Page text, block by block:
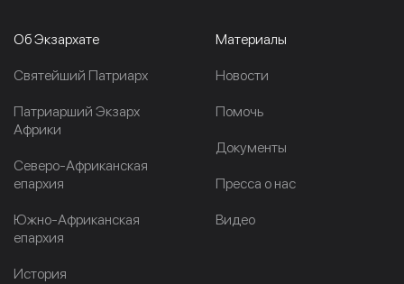
Об Экзархате
Cвятейший Патриарх
Патриарший Экзарх
Африки
Северо-Африканская
епархия
Южно-Африканская
епархия
История
Материалы
Новости
Помочь
Документы
Пресса о нас
Видео